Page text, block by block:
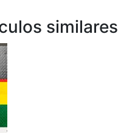
similares